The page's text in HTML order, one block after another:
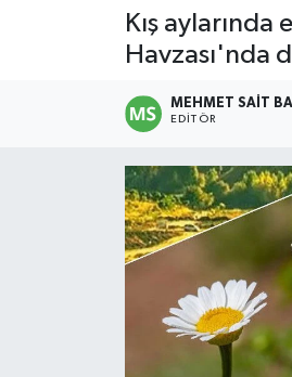
Kış
Havzası'nda
MEHMET SAIT
EDITÖR
Ekonomi
Tüm Manşetler
Son Dakika Haberleri
Haber Arşivi